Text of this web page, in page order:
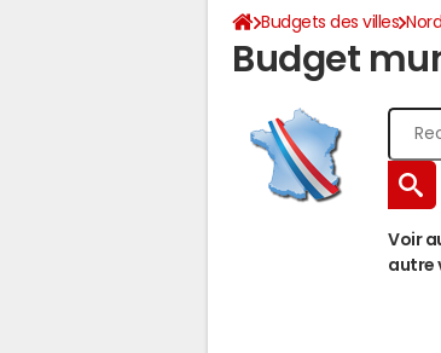
Budgets des villes
Budget
Voir
autre